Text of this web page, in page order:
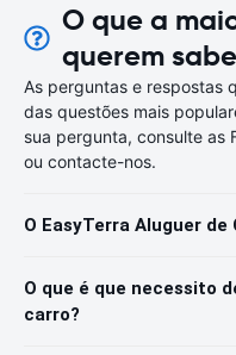
O que a
querem
As perguntas e respostas
das questões mais
sua pergunta, consulte as
ou contacte-nos.
O EasyTerra Aluguer
O que é que necessito
carro?